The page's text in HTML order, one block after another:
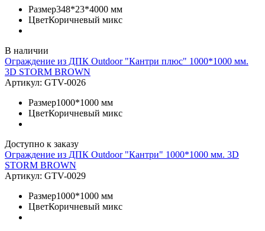
Размер348*23*4000 мм
ЦветКоричневый микс
В наличии
Ограждение из ДПК Outdoor "Кантри плюс" 1000*1000 мм.
3D STORM BROWN
Артикул: GTV-0026
Размер1000*1000 мм
ЦветКоричневый микс
Доступно к заказу
Ограждение из ДПК Outdoor "Кантри" 1000*1000 мм. 3D
STORM BROWN
Артикул: GTV-0029
Размер1000*1000 мм
ЦветКоричневый микс